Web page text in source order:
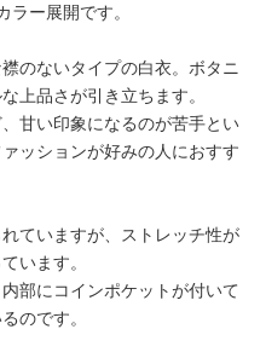
ー展開です。
のないタイプの白衣。ボタニ
上品さが引き立ちます。
甘い印象になるのが苦手とい
ッションが好みの人におすす
ていますが、ストレッチ性が
います。
部にコインポケットが付いて
のです。